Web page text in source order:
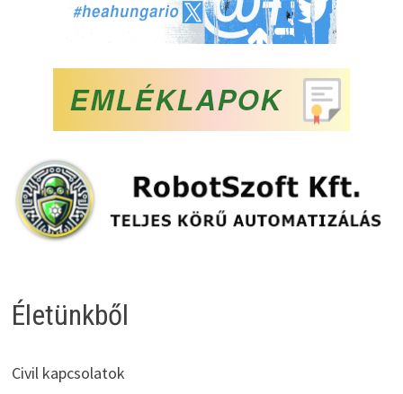
Életünkből
Civil kapcsolatok